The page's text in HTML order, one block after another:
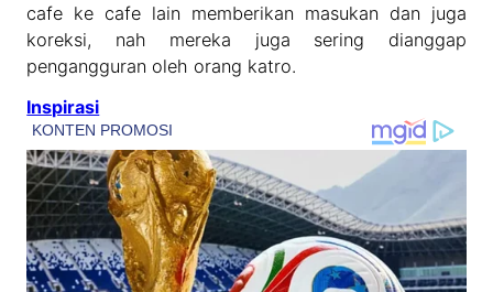
cafe ke cafe lain memberikan masukan dan juga
koreksi, nah mereka juga sering dianggap
pengangguran oleh orang katro.
Inspirasi